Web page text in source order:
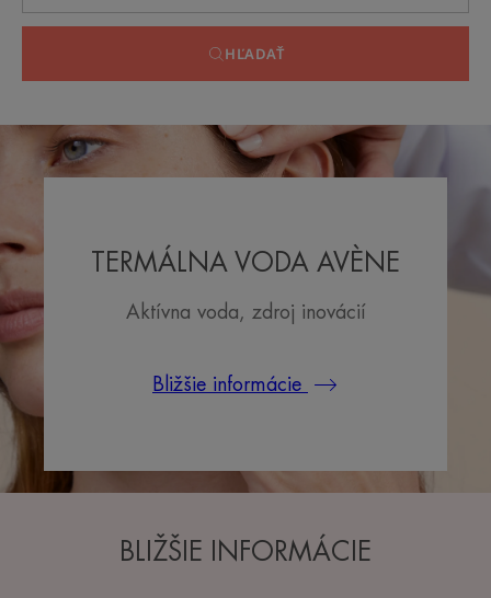
HĽADAŤ
TERMÁLNA VODA AVÈNE
Aktívna voda, zdroj inovácií
Bližšie informácie
BLIŽŠIE INFORMÁCIE